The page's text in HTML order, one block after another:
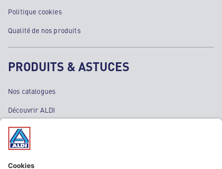
Politique cookies
Qualité de nos produits
PRODUITS & ASTUCES
Nos catalogues
Découvrir ALDI
Nos bons plans
Nos rayons
Nos marques